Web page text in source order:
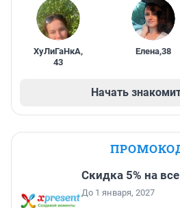
ХуЛиГаНкА,
43
Елена,38
Начать
Скидка 5% на
До 1 января, 2027